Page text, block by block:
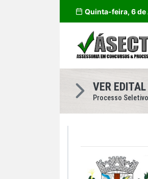
Quinta-feira, 6
VER EDITAL
Processo